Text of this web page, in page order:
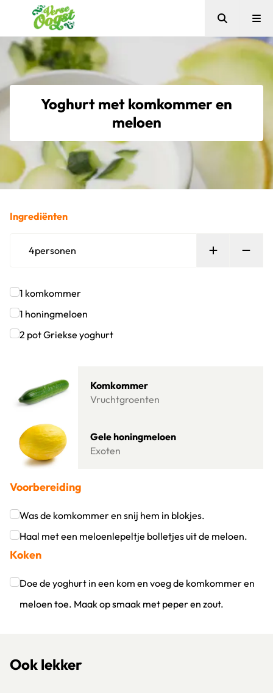
Verse Oogst
Zoeken
Yoghurt met komkommer en
meloen
Ingrediënten
4personen Persoon
1 komkommer
Klik om dit selectievakje aan te vinken
1 honingmeloen
Klik om dit selectievakje aan te vinken
2 potGriekse yoghurt
Komkommer
Vruchtgroenten
Gele honingmeloen
Exoten
Lees meer over Gele honingmeloen
Voorbereiding
Was de komkommer en snij hem in blokjes.
Klik om dit selectievakje aan te vinken
Haal met een meloenlepeltje bolletjes uit de meloen.
Klik om dit selectievakje aan te vinken
Koken
Doe de yoghurt in een kom en voeg de komkommer en
meloen toe. Maak op smaak met peper en zout.
Ook lekker